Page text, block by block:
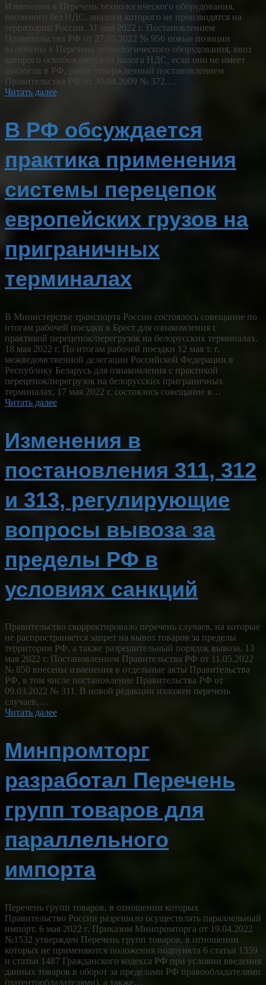
Изменения в Перечень технологического оборудования,
ввозимого без НДС, аналоги которого не производятся на
территории России. 31 мая 2022 г. Постановлением
Правительства РФ от 27.05.2022 № 956 новые позиции
включены в Перечень технологического оборудования, ввоз
которого освобождается от налога НДС, если оно не имеет
аналогов в РФ, ранее утвержденный постановлением
Правительства РФ от 30.04.2009 № 372.…
Читать далее
В РФ обсуждается
практика применения
системы перецепок
европейских грузов на
приграничных
терминалах
В Министерстве транспорта России состоялось совещание по
итогам рабочей поездки в Брест для ознакомления с
практикой перецепок/перегрузок на белорусских терминалах.
18 мая 2022 г. По итогам рабочей поездки 12 мая т. г.
межведомственной делегации Российской Федерации в
Республику Беларусь для ознакомления с практикой
перецепок/перегрузок на белорусских приграничных
терминалах, 17 мая 2022 г. состоялось совещание в…
Читать далее
Изменения в
постановления 311, 312
и 313, регулирующие
вопросы вывоза за
пределы РФ в
условиях санкций
Правительство скорректировало перечень случаев, на которые
не распространяется запрет на вывоз товаров за пределы
территории РФ, а также разрешительный порядок вывоза. 13
мая 2022 г. Постановлением Правительства РФ от 11.05.2022
№ 850 внесены изменения в отдельные акты Правительства
РФ, в том числе постановление Правительства РФ от
09.03.2022 № 311. В новой редакции изложен перечень
случаев,…
Читать далее
Минпромторг
разработал Перечень
групп товаров для
параллельного
импорта
Перечень групп товаров, в отношении которых
Правительство России разрешило осуществлять параллельный
импорт. 6 мая 2022 г. Приказом Минпромторга от 19.04.2022
№1532 утвержден Перечень групп товаров, в отношении
которых не применяются положения подпункта 6 статьи 1359
и статьи 1487 Гражданского кодекса РФ при условии введения
данных товаров в оборот за пределами РФ правообладателями
(патентообладателями), а также…